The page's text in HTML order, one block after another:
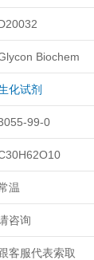
Berry &
LGC Maine
Abbexa
Biochem
化试剂
99-0
温
咨询
客服代表索取